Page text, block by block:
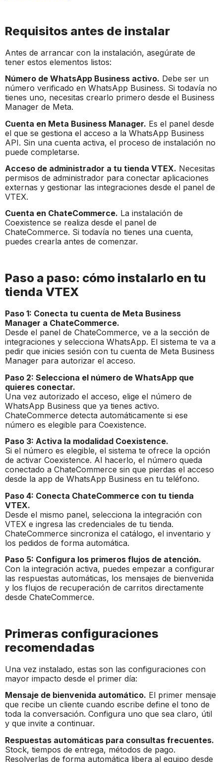
Requisitos antes de instalar
Antes de arrancar con la instalación, asegúrate de
tener estos elementos listos:
Número de WhatsApp Business activo. Debe ser un
número verificado en WhatsApp Business. Si todavía no
tienes uno, necesitas crearlo primero desde el Business
Manager de Meta.
Cuenta en Meta Business Manager. Es el panel desde
el que se gestiona el acceso a la WhatsApp Business
API. Sin una cuenta activa, el proceso de instalación no
puede completarse.
Acceso de administrador a tu tienda VTEX. Necesitas
permisos de administrador para conectar aplicaciones
externas y gestionar las integraciones desde el panel de
VTEX.
Cuenta en ChateCommerce. La instalación de
Coexistence se realiza desde el panel de
ChateCommerce. Si todavía no tienes una cuenta,
puedes crearla antes de comenzar.
Paso a paso: cómo instalarlo en tu
tienda VTEX
Paso 1: Conecta tu cuenta de Meta Business
Manager a ChateCommerce.
Desde el panel de ChateCommerce, ve a la sección de
integraciones y selecciona WhatsApp. El sistema te va a
pedir que inicies sesión con tu cuenta de Meta Business
Manager para autorizar el acceso.
Paso 2: Selecciona el número de WhatsApp que
quieres conectar.
Una vez autorizado el acceso, elige el número de
WhatsApp Business que ya tienes activo.
ChateCommerce detecta automáticamente si ese
número es elegible para Coexistence.
Paso 3: Activa la modalidad Coexistence.
Si el número es elegible, el sistema te ofrece la opción
de activar Coexistence. Al hacerlo, el número queda
conectado a ChateCommerce sin que pierdas el acceso
desde la app de WhatsApp Business en tu teléfono.
Paso 4: Conecta ChateCommerce con tu tienda
VTEX.
Desde el mismo panel, selecciona la integración con
VTEX e ingresa las credenciales de tu tienda.
ChateCommerce sincroniza el catálogo, el inventario y
los pedidos de forma automática.
Paso 5: Configura los primeros flujos de atención.
Con la integración activa, puedes empezar a configurar
las respuestas automáticas, los mensajes de bienvenida
y los flujos de recuperación de carritos directamente
desde ChateCommerce.
Primeras configuraciones
recomendadas
Una vez instalado, estas son las configuraciones con
mayor impacto desde el primer día:
Mensaje de bienvenida automático. El primer mensaje
que recibe un cliente cuando escribe define el tono de
toda la conversación. Configura uno que sea claro, útil
y que invite a continuar.
Respuestas automáticas para consultas frecuentes.
Stock, tiempos de entrega, métodos de pago.
Resolverlas de forma automática libera al equipo desde